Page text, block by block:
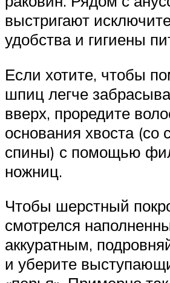
выстригают
удобства и гигиены
Если хотите, чтобы
шпиц легче
вверх, проредите
основания хвоста (со
спины) с помощью
ножниц.
Чтобы шерстный
смотрелся
аккуратным,
и уберите